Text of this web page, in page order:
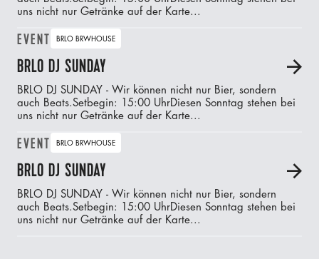
uns nicht nur Getränke auf der Karte...
EVENT BRLO BRWHOUSE
BRLO DJ SUNDAY A
BRLO DJ SUNDAY - Wir können nicht nur Bier, sondern
auch Beats.‍Setbegin: 15:00 UhrDiesen Sonntag stehen bei
uns nicht nur Getränke auf der Karte...
EVENT BRLO BRWHOUSE
BRLO DJ SUNDAY A
BRLO DJ SUNDAY - Wir können nicht nur Bier, sondern
auch Beats.‍Setbegin: 15:00 UhrDiesen Sonntag stehen bei
uns nicht nur Getränke auf der Karte...